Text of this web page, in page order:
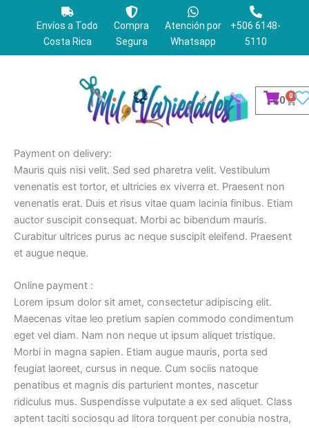
contenido
Envíos a Todo
Costa Rica
Compra
Segura
Atención por
Whatsapp
+506 6148-
5110
₡0 0
Cart
Payment on delivery:
Mauris quis nisi velit. Sed sed pharetra velit. Vestibulum
venenatis est tortor, et ultricies ex viverra et. Praesent non
venenatis erat. Duis et risus vitae quam lacinia finibus. Etiam
auctor suscipit consequat. Morbi ac bibendum mauris.
Curabitur ultrices purus ac neque suscipit eleifend. Praesent
et augue neque.
Online payment :
Lorem ipsum dolor sit amet, consectetur adipiscing elit.
Maecenas vitae leo pretium sapien commodo condimentum
eget vel diam. Nam non neque ut ipsum aliquet tristique.
Morbi in magna sapien. Etiam augue mauris, porta sed
feugiat laoreet, cursus in neque. Cum sociis natoque
penatibus et magnis dis parturient montes, nascetur
ridiculus mus. Suspendisse vulputate a ex sed aliquet. Class
aptent taciti sociosqu ad litora torquent per conubia nostra,